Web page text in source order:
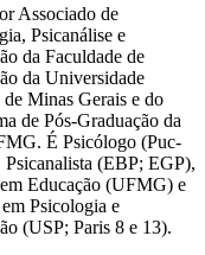
Associado de
Psicanálise e
da Faculdade de
da Universidade
de Minas Gerais e do
de Pós-Graduação da
É Psicólogo (Puc-
Psicanalista (EBP; EGP),
Educação (UFMG) e
Psicologia e
(USP; Paris 8 e 13).